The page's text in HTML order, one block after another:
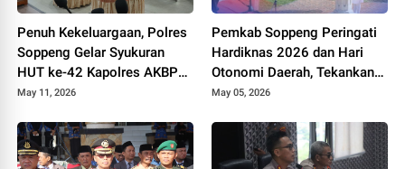
Penuh Kekeluargaan, Polres
Soppeng Gelar Syukuran
HUT ke-42 Kapolres AKBP
Aditya Pradana
May 11, 2026
Pemkab Soppeng Peringati
Hardiknas 2026 dan Hari
Otonomi Daerah, Tekankan
Kolaborasi dan Peningkatan
May 05, 2026